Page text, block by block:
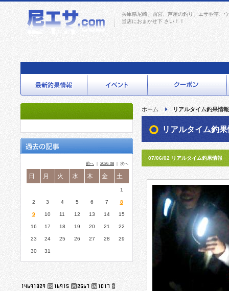
兵庫県尼崎、西宮、芦屋の釣り、エサや竿、
当店におまかせ下 さい！！
前へ 2026-08 ｜ 次へ
日 月 火 水 木 金 土
1
2 3 4 5 6 7 8
9 10 11 12 13 14 15
16 17 18 19 20 21 22
23 24 25 26 27 28 29
30 31
ホーム リアルタイム釣果情報
リアルタイム釣
07/06/02 リアルタイム釣果情報